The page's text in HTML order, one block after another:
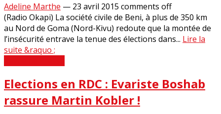
Adeline Marthe — 23 avril 2015 comments off
(Radio Okapi) La société civile de Beni, à plus de 350 km
au Nord de Goma (Nord-Kivu) redoute que la montée de
l’insécurité entrave la tenue des élections dans... Lire la
suite &raquo ;
Elections en RDC : Evariste Boshab
rassure Martin Kobler !